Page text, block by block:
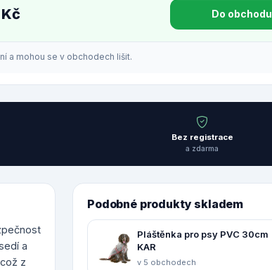
Do obchodu
a mohou se v obchodech lišit.
Bez registrace
a zdarma
a
, což z
Podobné produkty skladem
Pláštěnka pro psy PVC 30cm
KAR
v 5 obchodech